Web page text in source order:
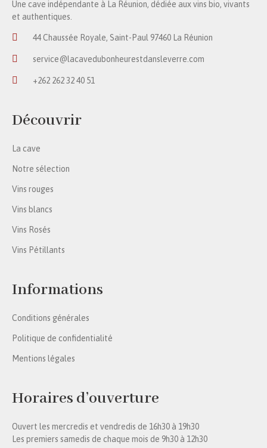
Une cave indépendante à La Réunion, dédiée aux vins bio, vivants
et authentiques.
44 Chaussée Royale, Saint-Paul 97460 La Réunion
service@lacavedubonheurestdansleverre.com
+262 262 32 40 51
Découvrir
La cave
Notre sélection
Vins rouges
Vins blancs
Vins Rosés
Vins Pétillants
Informations
Conditions générales
Politique de confidentialité
Mentions légales
Horaires d’ouverture
Ouvert les mercredis et vendredis de 16h30 à 19h30
Les premiers samedis de chaque mois de 9h30 à 12h30